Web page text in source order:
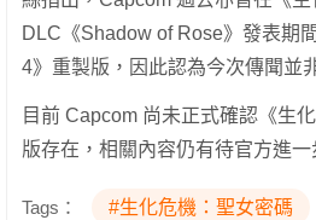
DLC《Shadow of Rose》發表期
4》重製版，因此認為今次傳聞並
目前 Capcom 尚未正式確認《生
版存在，相關內容仍有待官方進一
Tags： #生化危機：聖女密碼